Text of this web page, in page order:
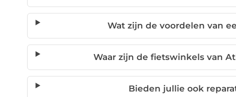
Wat zijn de voordelen van
Waar zijn de fietswinkels van
Bieden jullie ook